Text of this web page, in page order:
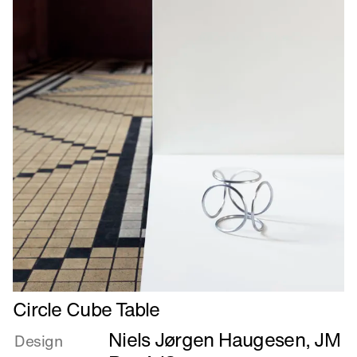
Læs
mere
om
Circle Cube Table
Design Niels Jørgen Haugesen,JM